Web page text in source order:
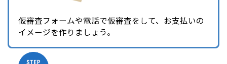
仮審査フォームや電話で仮審査をして、お支払いの
イメージを作りましょう。